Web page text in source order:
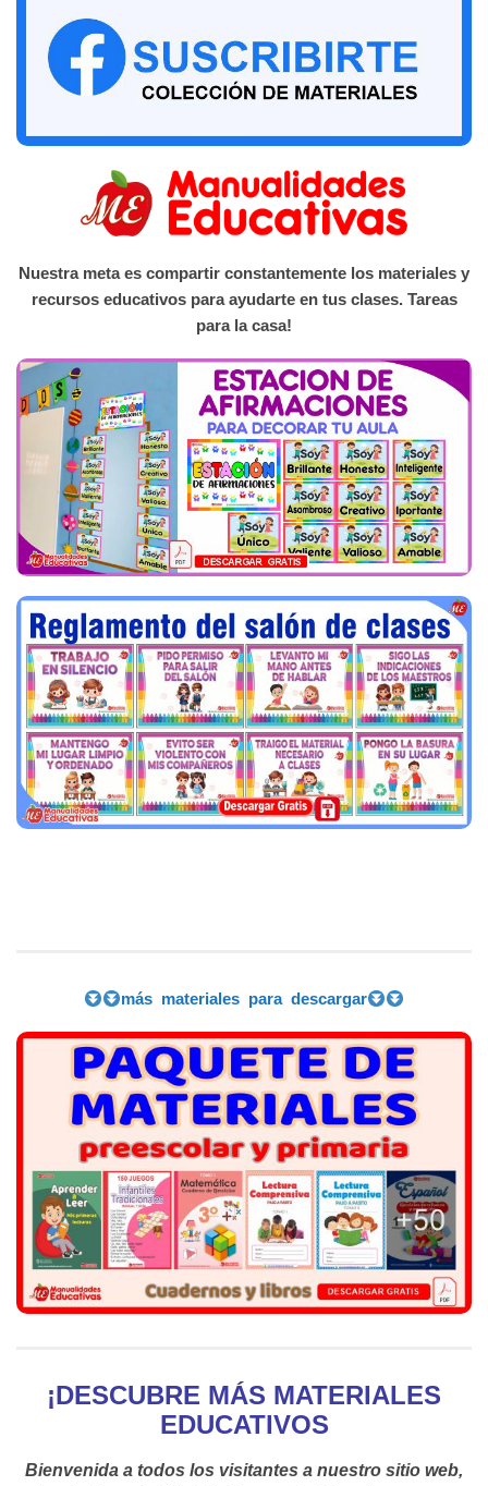
Nuestra meta es compartir constantemente los materiales y
recursos educativos para ayudarte en tus clases. Tareas
para la casa!
más materiales para descargar
¡DESCUBRE MÁS MATERIALES
EDUCATIVOS
Bienvenida a todos los visitantes a nuestro sitio web,